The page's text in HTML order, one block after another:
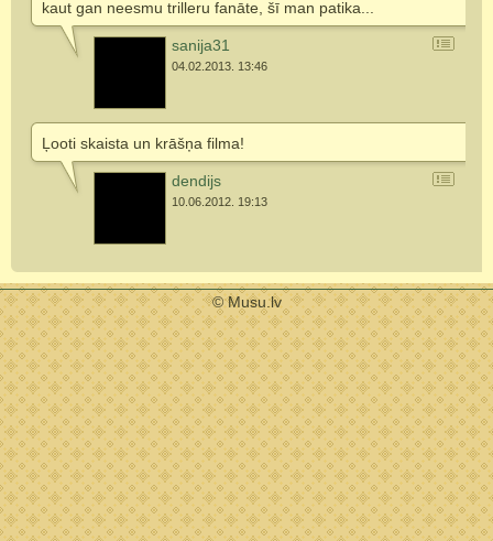
kaut gan neesmu trilleru fanāte, šī man patika...
sanija31
04.02.2013. 13:46
Ļooti skaista un krāšņa filma!
dendijs
10.06.2012. 19:13
© Musu.lv